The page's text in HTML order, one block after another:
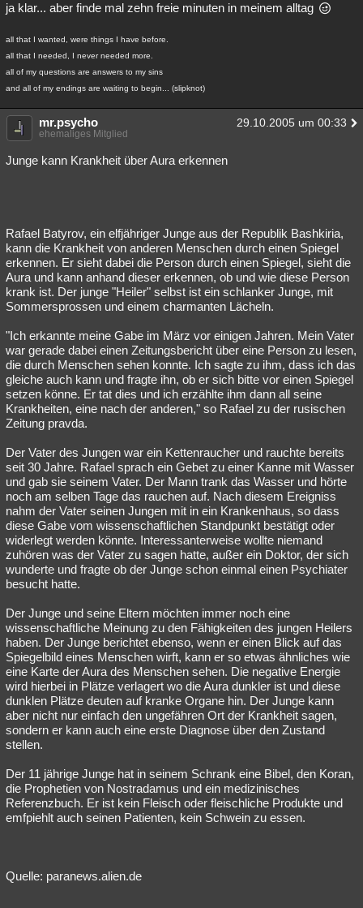
ja klar... aber finde mal zehn freie minuten in meinem alltag
all that I wanted, were things I have before.
all that I needed, I never needed more.
all of my questions are answers to my sins
and all of my endings are waiting to begin... (slipknot)
mr.psycho 29.10.2005 um 00:33
ehemaliges Mitglied
Junge kann Krankheit über Aura erkennen
Rafael Batyrov, ein elfjähriger Junge aus der Republik Bashkiria,
kann die Krankheit von anderen Menschen durch einen Spiegel
erkennen. Er sieht dabei die Person durch einen Spiegel, sieht die
Aura und kann anhand dieser erkennen, ob und wie diese Person
krank ist. Der junge "Heiler" selbst ist ein schlanker Junge, mit
Sommersprossen und einem charmanten Lächeln.
"Ich erkannte meine Gabe im März vor einigen Jahren. Mein Vater
war gerade dabei einen Zeitungsbericht über eine Person zu lesen,
die durch Menschen sehen konnte. Ich sagte zu ihm, dass ich das
gleiche auch kann und fragte ihn, ob er sich bitte vor einen Spiegel
setzen könne. Er tat dies und ich erzählte ihm dann all seine
Krankheiten, eine nach der anderen," so Rafael zu der rusischen
Zeitung pravda.
Der Vater des Jungen war ein Kettenraucher und rauchte bereits
seit 30 Jahre. Rafael sprach ein Gebet zu einer Kanne mit Wasser
und gab sie seinem Vater. Der Mann trank das Wasser und hörte
noch am selben Tage das rauchen auf. Nach diesem Ereigniss
nahm der Vater seinen Jungen mit in ein Krankenhaus, so dass
diese Gabe vom wissenschaftlichen Standpunkt bestätigt oder
widerlegt werden könnte. Interessanterweise wollte niemand
zuhören was der Vater zu sagen hatte, außer ein Doktor, der sich
wunderte und fragte ob der Junge schon einmal einen Psychiater
besucht hatte.
Der Junge und seine Eltern möchten immer noch eine
wissenschaftliche Meinung zu den Fähigkeiten des jungen Heilers
haben. Der Junge berichtet ebenso, wenn er einen Blick auf das
Spiegelbild eines Menschen wirft, kann er so etwas ähnliches wie
eine Karte der Aura des Menschen sehen. Die negative Energie
wird hierbei in Plätze verlagert wo die Aura dunkler ist und diese
dunklen Plätze deuten auf kranke Organe hin. Der Junge kann
aber nicht nur einfach den ungefähren Ort der Krankheit sagen,
sondern er kann auch eine erste Diagnose über den Zustand
stellen.
Der 11 jährige Junge hat in seinem Schrank eine Bibel, den Koran,
die Prophetien von Nostradamus und ein medizinisches
Referenzbuch. Er ist kein Fleisch oder fleischliche Produkte und
emfpiehlt auch seinen Patienten, kein Schwein zu essen.
Quelle: paranews.alien.de